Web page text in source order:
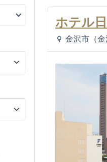
ホテル
金沢市（金